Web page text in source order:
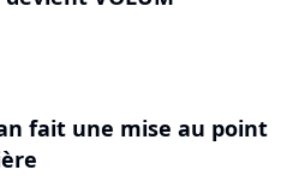
fait une mise au point